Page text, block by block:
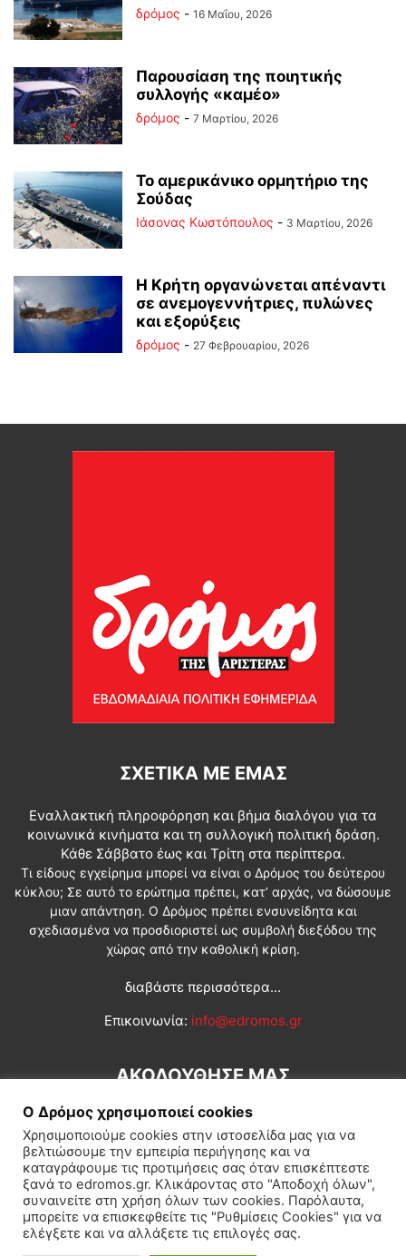
δρόμος - 16 Μαΐου, 2026
Παρουσίαση της ποιητικής
συλλογής «καμέο»
δρόμος - 7 Μαρτίου, 2026
Το αμερικάνικο ορμητήριο της
Σούδας
Ιάσονας Κωστόπουλος - 3 Μαρτίου, 2026
Η Κρήτη οργανώνεται απέναντι
σε ανεμογεννήτριες, πυλώνες
και εξορύξεις
δρόμος - 27 Φεβρουαρίου, 2026
ΣΧΕΤΙΚΆ ΜΕ ΕΜΆΣ
Εναλλακτική πληροφόρηση και βήμα διαλόγου για τα
κοινωνικά κινήματα και τη συλλογική πολιτική δράση.
Κάθε Σάββατο έως και Τρίτη στα περίπτερα.
Τι είδους εγχείρημα μπορεί να είναι ο Δρόμος του δεύτερου
κύκλου; Σε αυτό το ερώτημα πρέπει, κατ’ αρχάς, να δώσουμε
μιαν απάντηση. Ο Δρόμος πρέπει ενσυνείδητα και
σχεδιασμένα να προσδιοριστεί ως συμβολή διεξόδου της
χώρας από την καθολική κρίση.
διαβάστε περισσότερα...
Επικοινωνία: info@edromos.gr
ΑΚΟΛΟΥΘΗΣΕ ΜΑΣ
Εγγραφή συνδρομητή Πολιτική Διεθνή Κοινωνία
Πολιτισμός Αφιερώματα
Ο Δρόμος χρησιμοποιεί cookies
Χρησιμοποιούμε cookies στην ιστοσελίδα μας για να
βελτιώσουμε την εμπειρία περιήγησης και να
καταγράφουμε τις προτιμήσεις σας όταν επισκέπτεστε
ξανά το edromos.gr. Κλικάροντας στο "Αποδοχή όλων",
συναινείτε στη χρήση όλων των cookies. Παρόλαυτα,
μπορείτε να επισκεφθείτε τις "Ρυθμίσεις Cookies" για να
ελέγξετε και να αλλάξετε τις επιλογές σας.